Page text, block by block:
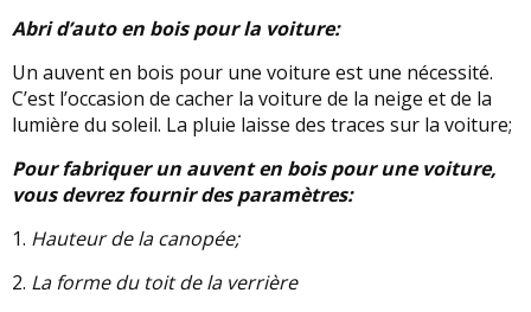
Abri d’auto en bois pour la voiture:
Un auvent en bois pour une voiture est une nécessité.
C’est l’occasion de cacher la voiture de la neige et de la
lumière du soleil. La pluie laisse des traces sur la voiture;
Pour fabriquer un auvent en bois pour une voiture,
vous devrez fournir des paramètres:
1. Hauteur de la canopée;
2. La forme du toit de la verrière